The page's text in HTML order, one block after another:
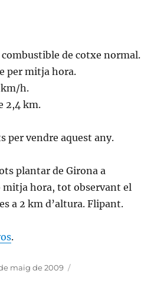
de cotxe normal.
per mitja hora.
km/h.
2,4 km.
per vendre aquest any.
plantar de Girona a
mitja hora, tot observant el
a 2 km d’altura. Flipant.
.
de maig de 2009